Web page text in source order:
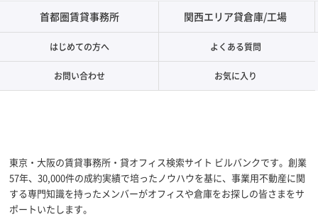
首都圏賃貸事務所 関西エリア貸倉庫/工場
はじめての方へ よくある質問
お問い合わせ お気に入り
東京・大阪の賃貸事務所・貸オフィス検索サイト ビルバンクです。創業
57年、30,000件の成約実績で培ったノウハウを基に、事業用不動産に関
する専門知識を持ったメンバーがオフィスや倉庫をお探しの皆さまをサ
ポートいたします。